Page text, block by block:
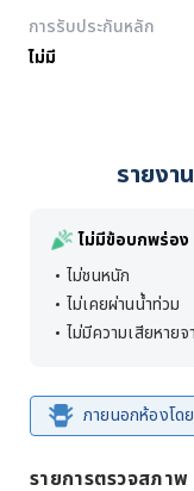
การรับประกันหลัก
ไม่มี
รายงา
ไม่มีข้อบกพร่อง
ไม่ชนหนัก
ไม่เคยผ่านน้ำท่วม
ไม่มีความเสียหาย
ภายนอกห้องโด
รายการตรวจสภาพ